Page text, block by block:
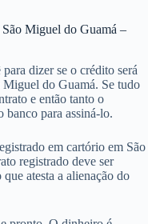
quesitos, como:
em São Miguel do Guamá;
infiltrações ou ruídos.
dizer se o valor
valor do mercado e
algo em boas condições